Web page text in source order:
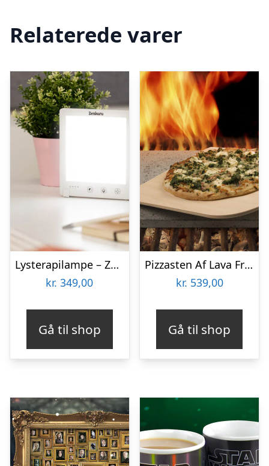
Relaterede varer
Lysterapilampe – Zenkuru
kr. 349,00
Gå til shop
Pizzasten Af Lava Fra Etna
kr. 539,00
Gå til shop